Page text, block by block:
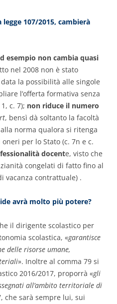
107/2015, cambierà
esempio non cambia quasi
nel 2008 non è stato
data la possibilità alle singole
l’offerta formativa senza
c. 7); non riduce il numero
, bensì dà soltanto la facoltà
norma qualora si ritenga
per lo Stato (c. 7n e c.
docente, visto che
congelati di fatto fino al
vacanza contrattuale) .
avrà molto più potere?
il dirigente scolastico per
scolastica, «garantisce
delle risorse umane,
». Inoltre al comma 79 si
2016/2017, proporrà «gli
all’ambito territoriale di
che sarà sempre lui, sui